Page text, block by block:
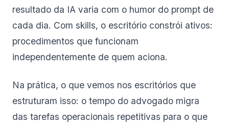
resultado da IA varia com o humor do prompt de
cada dia. Com skills, o escritório constrói ativos:
procedimentos que funcionam
independentemente de quem aciona.
Na prática, o que vemos nos escritórios que
estruturam isso: o tempo do advogado migra
das tarefas operacionais repetitivas para o que